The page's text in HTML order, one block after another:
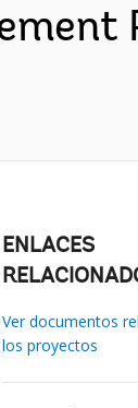
ENLACES
Ver documentos
los proyectos